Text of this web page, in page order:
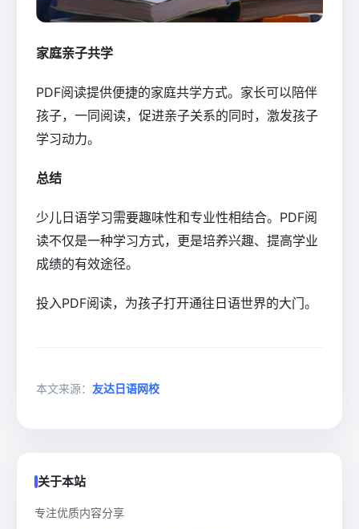
家庭亲子共学
PDF阅读提供便捷的家庭共学方式。家长可以陪伴
孩子，一同阅读，促进亲子关系的同时，激发孩子
学习动力。
总结
少儿日语学习需要趣味性和专业性相结合。PDF阅
读不仅是一种学习方式，更是培养兴趣、提高学业
成绩的有效途径。
投入PDF阅读，为孩子打开通往日语世界的大门。
本文来源： 友达日语网校
关于本站
专注优质内容分享